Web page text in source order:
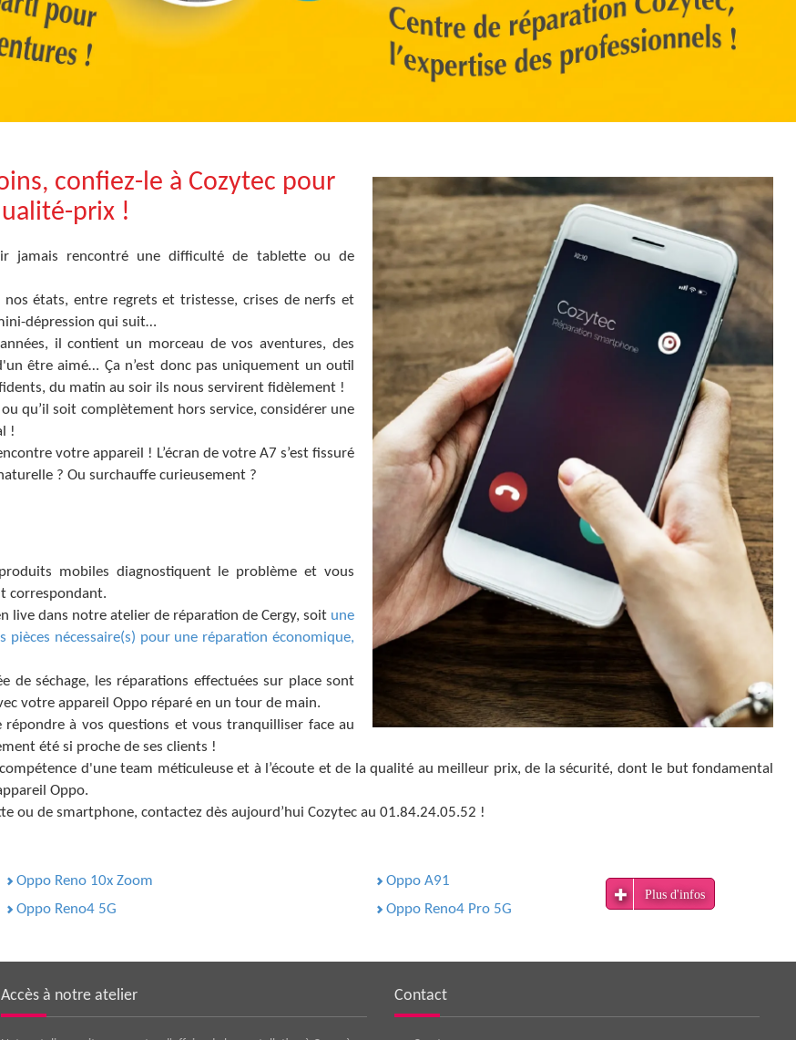
confiez-le à Cozytec pour
prix !
jamais rencontré une difficulté de tablette ou de
états, entre regrets et tristesse, crises de nerfs et
dépression qui suit…
il contient un morceau de vos aventures, des
être aimé… Ça n’est donc pas uniquement un outil
du matin au soir ils nous servirent fidèlement !
qu’il soit complètement hors service, considérer une
!
votre appareil ! L’écran de votre A7 s’est fissuré
? Ou surchauffe curieusement ?
mobiles diagnostiquent le problème et vous
correspondant.
live dans notre atelier de réparation de Cergy, soit une
pièces nécessaire(s) pour une réparation économique,
séchage, les réparations effectuées sur place sont
votre appareil Oppo réparé en un tour de main.
à vos questions et vous tranquilliser face au
été si proche de ses clients !
d'une team méticuleuse et à l’écoute et de la qualité au meilleur prix, de la sécurité, dont le but fondamental
Oppo.
ou de smartphone, contactez dès aujourd’hui Cozytec au 01.84.24.05.52 !
Oppo Reno 10x Zoom
Oppo A91
Oppo Reno4 5G Oppo Reno4 Pro 5G
Accès à notre atelier Contact
Plus d'infos